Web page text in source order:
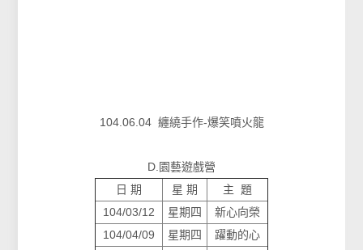
104.06.04 纏繞手作-爆笑噴火龍
D.園藝遊戲營
日 期
星 期
主 題
104/03/12
星期四
新心向榮
104/04/09
星期四
躍動的心